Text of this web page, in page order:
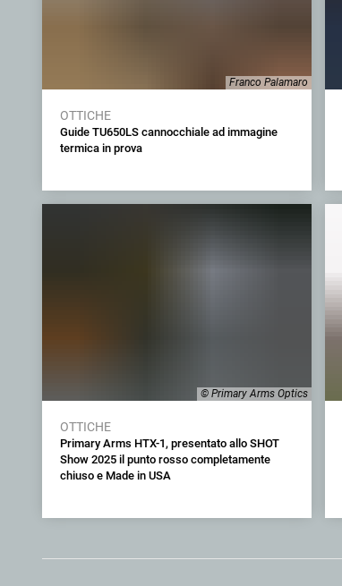
Franco Palamaro
OTTICHE
Guide TU650LS cannocchiale ad immagine
termica in prova
© Primary Arms Optics
OTTICHE
Primary Arms HTX-1, presentato allo SHOT
Show 2025 il punto rosso completamente
chiuso e Made in USA